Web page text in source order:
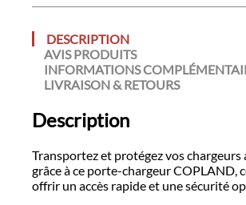
DESCRIPTION
AVIS PRODUITS
INFORMATIONS
LIVRAISON & RETOURS
Description
Transportez et protégez vos chargeurs
grâce à ce porte-chargeur COPLAND,
offrir un accès rapide et une sécurité